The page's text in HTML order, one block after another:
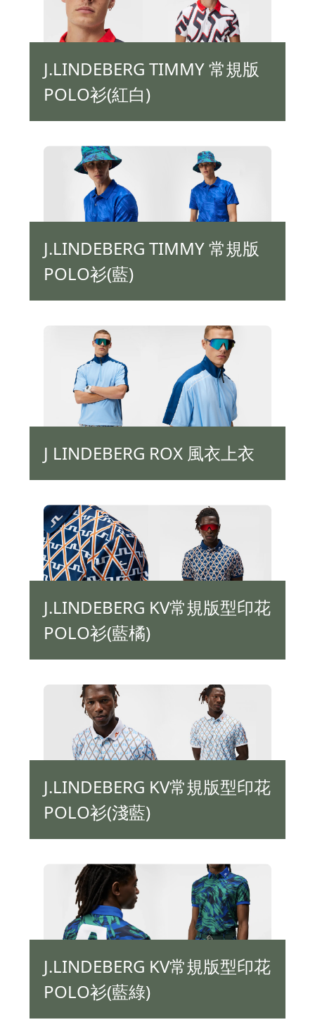
J.LINDEBERG TIMMY 常規版
POLO衫(紅白)
J.LINDEBERG TIMMY 常規版
POLO衫(藍)
J LINDEBERG ROX 風衣上衣
J.LINDEBERG KV常規版型印花
POLO衫(藍橘)
J.LINDEBERG KV常規版型印花
POLO衫(淺藍)
J.LINDEBERG KV常規版型印花
POLO衫(藍綠)